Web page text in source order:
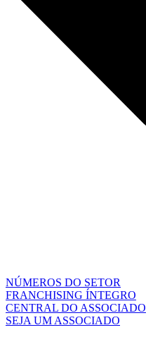
NÚMEROS DO SETOR
FRANCHISING ÍNTEGRO
CENTRAL DO ASSOCIADO
SEJA UM ASSOCIADO